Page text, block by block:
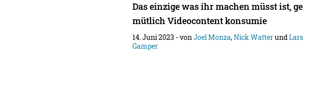
Das einzige was ihr machen müsst ist, ge
mütlich Videocontent konsumie
14. Juni 2023 - vonJoel Monza,Nick WatterundLars
Gamper